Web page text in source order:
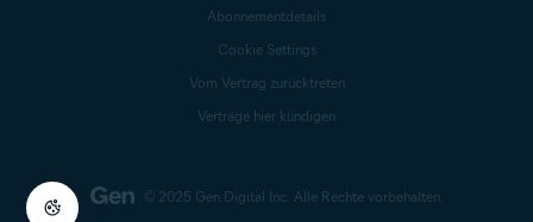
© 2025 Gen Digital Inc. Alle Rechte vorbehalten.
Abonnementdetails
Cookie Settings
Vom Vertrag zurücktreten
Verträge hier kündigen